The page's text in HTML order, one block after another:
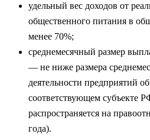
удельный вес доходов от
общественного питания в
менее 70%;
среднемесячный размер
— не ниже размера
деятельности предприятий
соответствующем субъекте
распространяется на
года).